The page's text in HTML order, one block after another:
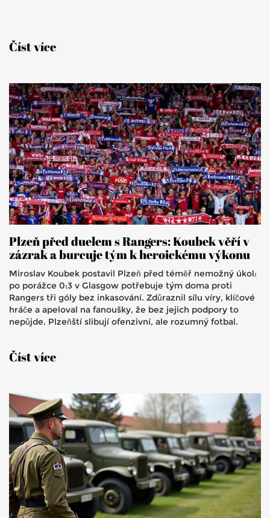
Číst více
Plzeň před duelem s Rangers: Koubek věří v
zázrak a burcuje tým k heroickému výkonu
Miroslav Koubek postavil Plzeň před téměř nemožný úkol:
po porážce 0:3 v Glasgow potřebuje tým doma proti
Rangers tři góly bez inkasování. Zdůraznil sílu víry, klíčové
hráče a apeloval na fanoušky, že bez jejich podpory to
nepůjde. Plzeňští slibují ofenzivní, ale rozumný fotbal.
Číst více